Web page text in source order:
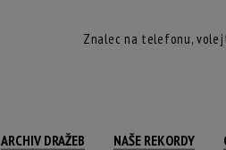
Znalec na telefonu,
ARCHIV DRAŽEB NAŠE REKORDY